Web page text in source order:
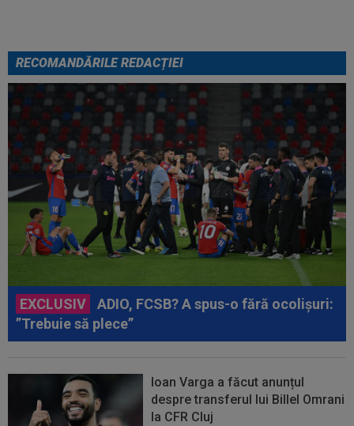
RECOMANDĂRILE REDACȚIEI
EXCLUSIV
ADIO, FCSB? A spus-o fără ocolișuri:
”Trebuie să plece”
Ioan Varga a făcut anunțul
despre transferul lui Billel Omrani
la CFR Cluj